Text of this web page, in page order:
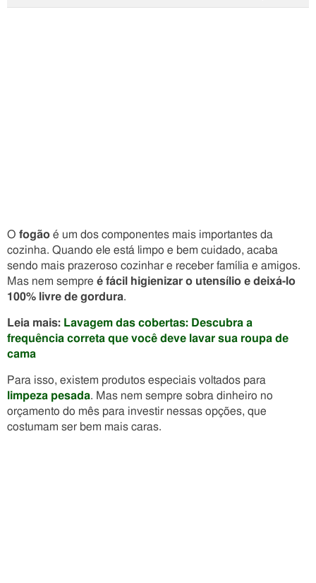
Compartilhe
Compartilhe
Compartilhe
Compartilhe
O fogão é um dos componentes mais importantes da
cozinha. Quando ele está limpo e bem cuidado, acaba
sendo mais prazeroso cozinhar e receber família e amigos.
Mas nem sempre é fácil higienizar o utensílio e deixá-lo
100% livre de gordura.
Leia mais: Lavagem das cobertas: Descubra a
frequência correta que você deve lavar sua roupa de
cama
Para isso, existem produtos especiais voltados para
limpeza pesada. Mas nem sempre sobra dinheiro no
orçamento do mês para investir nessas opções, que
costumam ser bem mais caras.